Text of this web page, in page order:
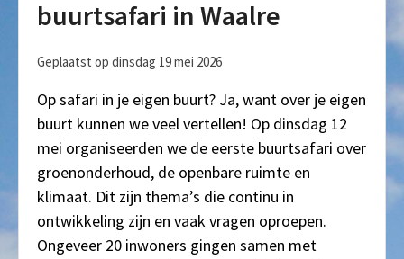
buurtsafari in Waalre
Geplaatst op dinsdag 19 mei 2026
Op safari in je eigen buurt? Ja, want over je eigen
buurt kunnen we veel vertellen! Op dinsdag 12
mei organiseerden we de eerste buurtsafari over
groenonderhoud, de openbare ruimte en
klimaat. Dit zijn thema’s die continu in
ontwikkeling zijn en vaak vragen oproepen.
Ongeveer 20 inwoners gingen samen met